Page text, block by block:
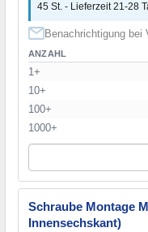
45 St. - Lieferzeit 21-28
Benachrichtigung bei
ANZAHL
1+
10+
100+
1000+
Schraube Montage
Innensechskant)